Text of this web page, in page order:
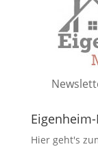
Hier geht's